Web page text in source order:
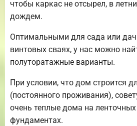
чтобы каркас не отсырел, в
дождем.
Оптимальными для сада или
винтовых сваях, у нас можно
полуторатажные варианты.
При условии, что дом строится
(постоянного проживания),
очень теплые дома на
фундаментах.